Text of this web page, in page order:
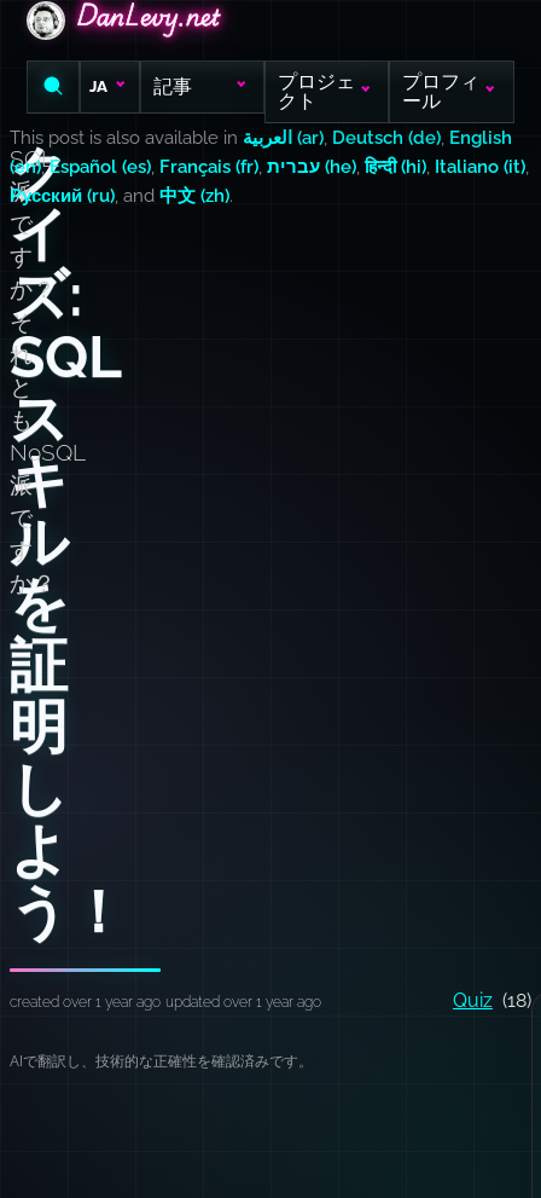
DanLevy.net
DanLevy.net
DanLevy.net
JA 記事
プロジェ
クト
プロフィ
ール
ク
イ
ズ:
SQL
ス
キ
ル
を
証
明
し
よ
う！
SQL
派
で
す
か？
そ
れ
と
も
NoSQL
派
で
す
か？
This post is also available in العربية (ar), Deutsch (de), English
(en),Español (es), Français (fr), עברית (he),हिन्दी (hi), Italiano (it),
Русский (ru), and 中文 (zh).
created over 1 year ago updated over 1 year ago Quiz (18)
AIで翻訳し、技術的な正確性を確認済みです。